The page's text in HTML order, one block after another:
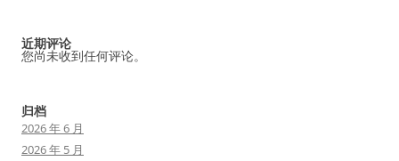
近期评论
您尚未收到任何评论。
归档
2026 年 6 月
2026 年 5 月